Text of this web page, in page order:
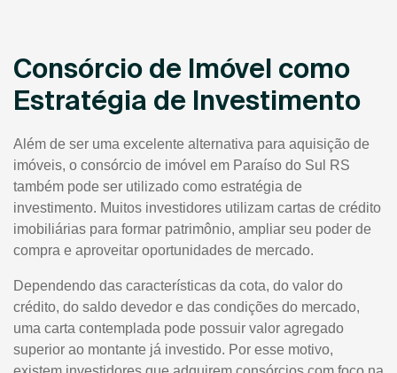
Consórcio de Imóvel como
Estratégia de Investimento
Além de ser uma excelente alternativa para aquisição de
imóveis, o consórcio de imóvel em Paraíso do Sul RS
também pode ser utilizado como estratégia de
investimento. Muitos investidores utilizam cartas de crédito
imobiliárias para formar patrimônio, ampliar seu poder de
compra e aproveitar oportunidades de mercado.
Dependendo das características da cota, do valor do
crédito, do saldo devedor e das condições do mercado,
uma carta contemplada pode possuir valor agregado
superior ao montante já investido. Por esse motivo,